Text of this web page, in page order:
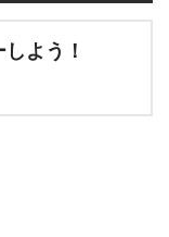
よう！